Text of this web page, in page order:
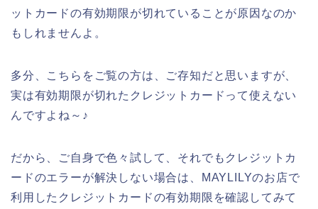
ットカードの有効期限が切れていることが原因なのか
もしれませんよ。
多分、こちらをご覧の方は、ご存知だと思いますが、
実は有効期限が切れたクレジットカードって使えない
んですよね～♪
だから、ご自身で色々試して、それでもクレジットカ
ードのエラーが解決しない場合は、MAYLILYのお店で
利用したクレジットカードの有効期限を確認してみて